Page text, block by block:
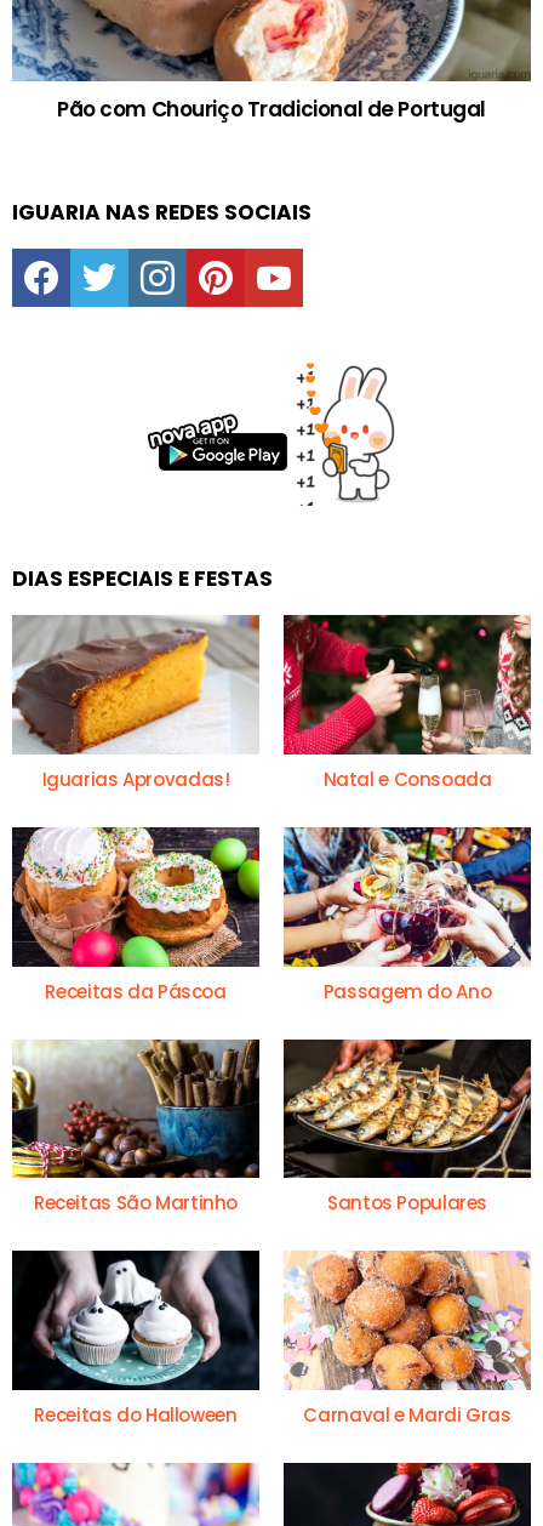
Pão com Chouriço Tradicional de Portugal
IGUARIA NAS REDES SOCIAIS
facebooktwitter instagrampinterestyoutube
DIAS ESPECIAIS E FESTAS
Iguarias Aprovadas! Natal e Consoada
Receitas da Páscoa Passagem do Ano
Receitas São Martinho Santos Populares
Receitas do Halloween Carnaval e Mardi Gras